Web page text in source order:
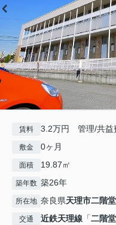
賃料 3.2万円 管理/共益
敷金 0ヶ月
面積 19.87㎡
築年数 築26年
所在地 奈良県天理市二階
交通 近鉄天理線 「二階堂